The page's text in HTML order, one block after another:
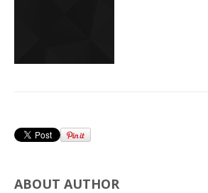
ABOUT AUTHOR